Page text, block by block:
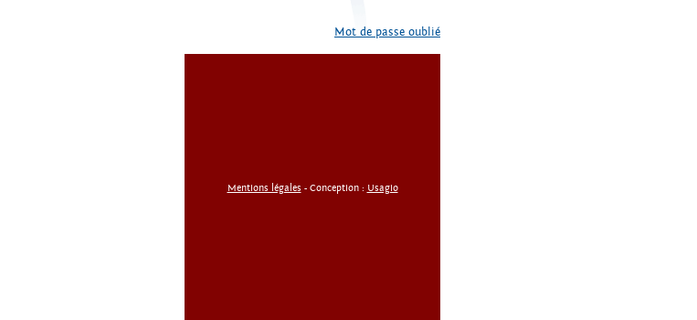
Mot de passe oublié
Mentions légales - Conception : Usagio